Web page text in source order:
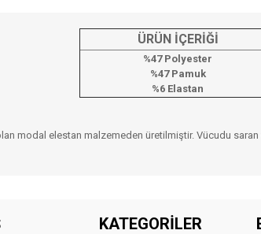
ÜRÜN İÇERİĞİ
%47 Polyester
%47 Pamuk
%6 Elastan
modal elestan malzemeden üretilmiştir. Vücudu
Bu ürüne ilk yorumu siz yapın!
KATEGORİLER